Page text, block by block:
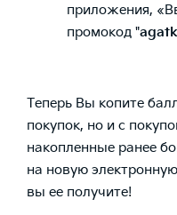
приложения,
промокод "
Теперь Вы копите
покупок, но и с
накопленные ранее
на новую
вы ее получите!